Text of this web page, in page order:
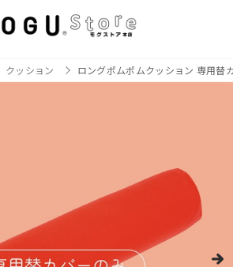
クッション ロングポムポムクッション 専用替